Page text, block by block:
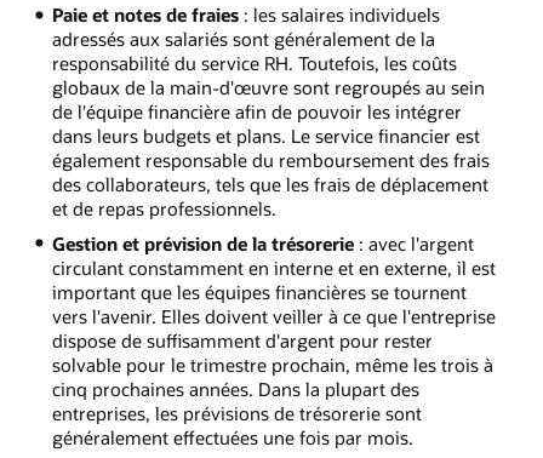
Paie et notes de fraies: les salaires individuels
adressés aux salariés sont généralement de la
responsabilité du service RH. Toutefois, les coûts
globaux de la main-d'œuvre sont regroupés au sein
de l'équipe financière afin de pouvoir les intégrer
dans leurs budgets et plans. Le service financier est
également responsable du remboursement des frais
des collaborateurs, tels que les frais de déplacement
et de repas professionnels.
Gestion et prévision de la trésorerie : avec l'argent
circulant constamment en interne et en externe, il est
important que les équipes financières se tournent
vers l'avenir. Elles doivent veiller à ce que l'entreprise
dispose de suffisamment d'argent pour rester
solvable pour le trimestre prochain, même les trois à
cinq prochaines années. Dans la plupart des
entreprises, les prévisions de trésorerie sont
généralement effectuées une fois par mois.